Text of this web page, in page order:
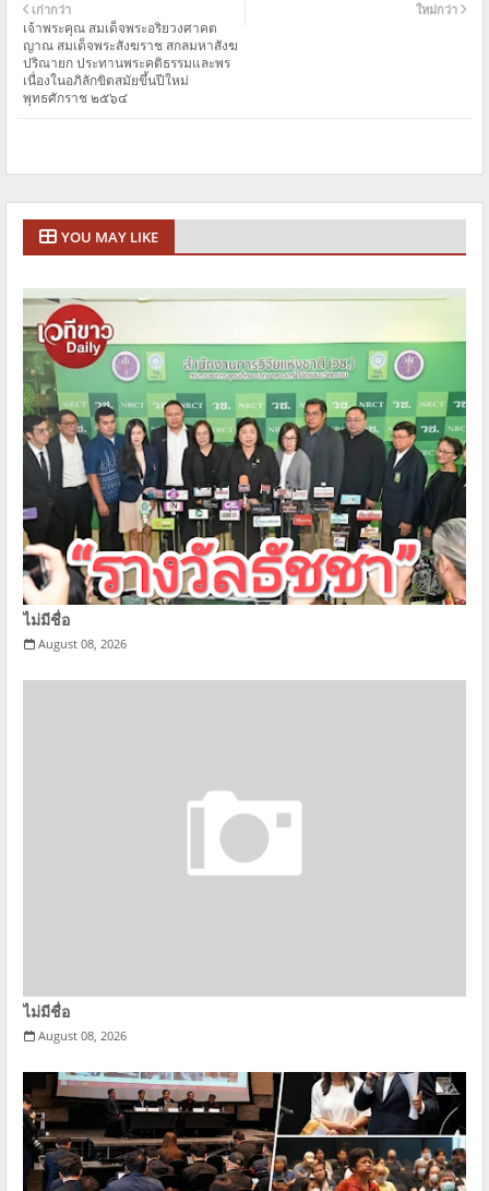
ใหม่กว่า
เก่ากว่า
เจ้าพระคุณ สมเด็จพระอริยวงศาคต
ญาณ สมเด็จพระสังฆราช สกลมหาสังฆ
ปริณายก ประทานพระคติธรรมและพร
เนื่องในอภิลักขิตสมัยขึ้นปีใหม่
พุทธศักราช ๒๕๖๔
YOU MAY LIKE
ไม่มีชื่อ
August 08, 2026
ไม่มีชื่อ
August 08, 2026